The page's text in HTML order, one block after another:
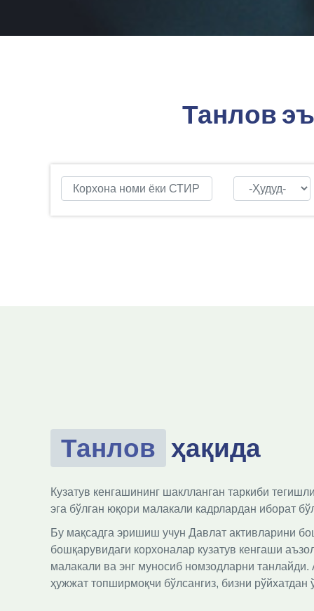
Танлов
Танлов ҳақида
Кузатув кенгашининг шаклланган таркиби
эга бўлган юқори малакали кадрлардан иборат
Бу мақсадга эришиш учун Давлат активларини
бошқарувидаги корхоналар кузатув кенгаши
малакали ва энг муносиб номзодларни танлайди.
ҳужжат топширмоқчи бўлсангиз, бизни рўйхатдан